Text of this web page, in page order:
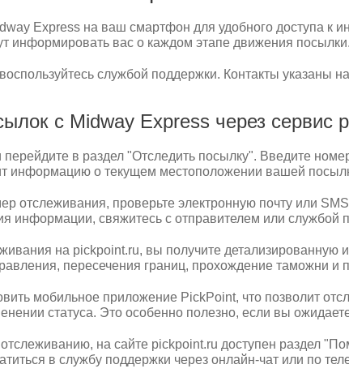
Express на ваш смартфон для удобного доступа к
информировать вас о каждом этапе движения посылки.
службой поддержки. Контакты указаны
с Midway Express через сервис
перейдите в раздел "Отследить посылку". Введите
информацию о текущем местоположении вашей
отслеживания, проверьте электронную почту или
информации, свяжитесь с отправителем или службой
на pickpoint.ru, вы получите
пересечения границ, прохождение таможни и
мобильное приложение PickPoint, что позволит
статуса. Это особенно полезно, если вы
на сайте pickpoint.ru доступен раздел
в службу поддержки через онлайн-чат или по